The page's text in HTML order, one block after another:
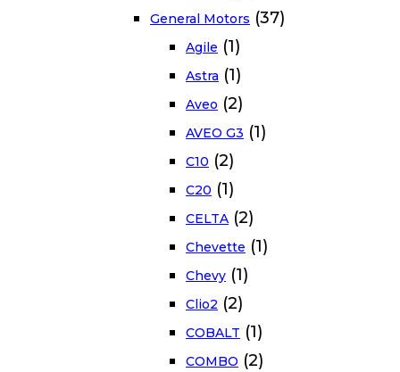
General Motors (37)
Agile (1)
Astra (1)
Aveo (2)
AVEO G3 (1)
C10 (2)
C20 (1)
CELTA (2)
Chevette (1)
Chevy (1)
Clio2 (2)
COBALT (1)
COMBO (2)